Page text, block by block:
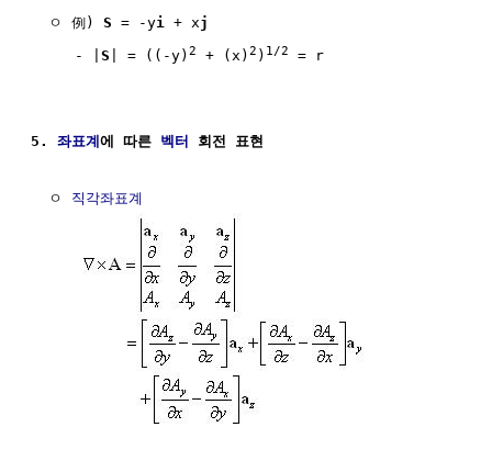
  ㅇ 例)
S = -yi + xj
     - |
S | = ((-y) 2 + (x) 2 ) 1/2 = r
5. 좌표계 에 따른 벡터 회전 표현
  ㅇ
직각좌표계